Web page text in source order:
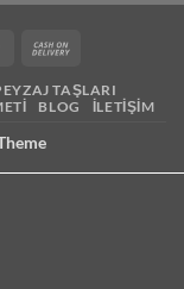
TAŞLARI
BLOG İLETIŞIM